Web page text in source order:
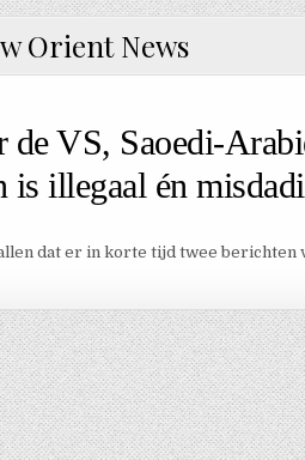
Orient News
de VS, Saoedi-
is illegaal én
dat er in korte tijd twee berichten